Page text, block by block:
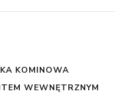
KOMINOWA
WEWNĘTRZNYM